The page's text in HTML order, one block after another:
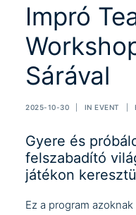
Impró
Sárával
2025-10-30 IN EVENT
Gyere és
felszabadító
játékon
Ez a program azoknak